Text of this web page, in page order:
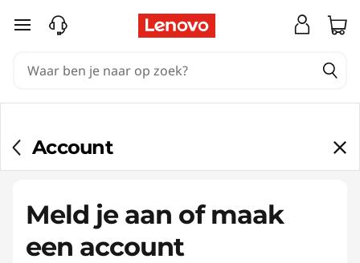
Ga naar de hoofdinhoud
Account
Meld je aan of maak
een account